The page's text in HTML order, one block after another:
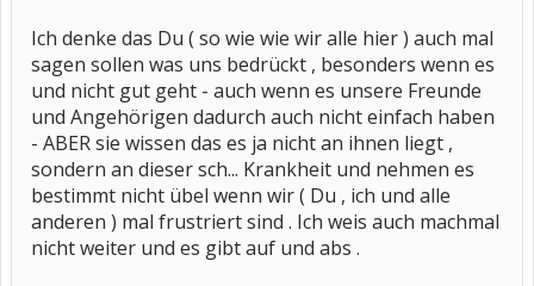
Ich denke das Du ( so wie wie wir alle hier ) auch mal
sagen sollen was uns bedrückt , besonders wenn es
und nicht gut geht - auch wenn es unsere Freunde
und Angehörigen dadurch auch nicht einfach haben
- ABER sie wissen das es ja nicht an ihnen liegt ,
sondern an dieser sch... Krankheit und nehmen es
bestimmt nicht übel wenn wir ( Du , ich und alle
anderen ) mal frustriert sind . Ich weis auch machmal
nicht weiter und es gibt auf und abs .